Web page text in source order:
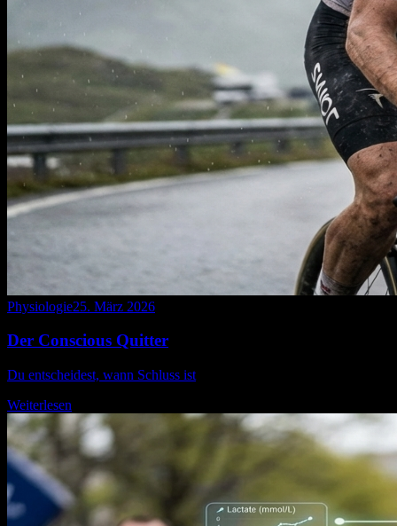
Physiologie25. März 2026
Der Conscious Quitter
Du entscheidest, wann Schluss ist
Weiterlesen